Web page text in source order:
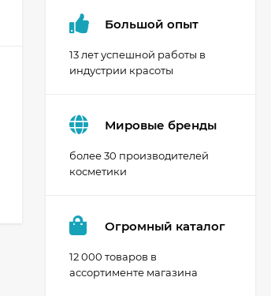
Большой опыт
13 лет успешной работы в
индустрии красоты
Мировые бренды
более 30 производителей
косметики
Огромный каталог
12 000 товаров в
ассортименте магазина